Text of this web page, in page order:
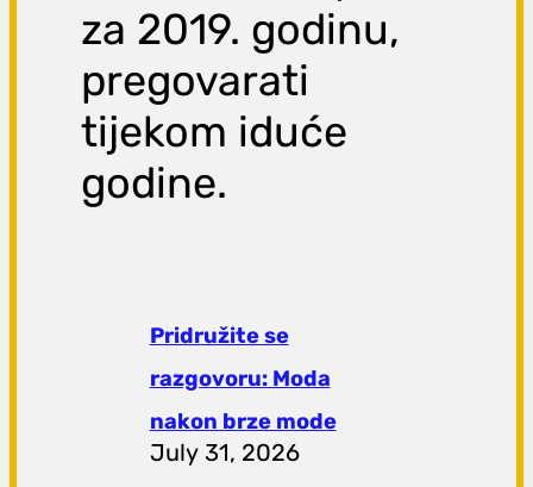
za 2019. godinu,
pregovarati
tijekom iduće
godine.
Pridružite se
razgovoru: Moda
nakon brze mode
July 31, 2026